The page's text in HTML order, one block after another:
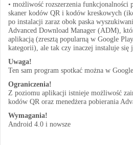
• możliwość rozszerzenia funkcjonalności
skaner kodów QR i kodów kreskowych
po instalacji zaraz obok paska
Advanced Download Manager (ADM),
aplikacją (zresztą popularną w Google
kategorii), ale tak czy inaczej instaluje się
Uwaga!
Ten sam program spotkać można w
Ograniczenia!
Z poziomu aplikacji istnieje możliwość
kodów QR oraz menedżera pobierania
Wymagania!
Android 4.0 i nowsze